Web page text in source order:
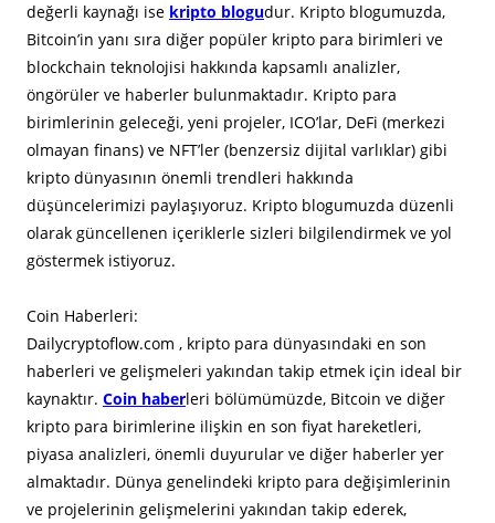
değerli kaynağı ise kripto blogudur. Kripto blogumuzda,
Bitcoin’in yanı sıra diğer popüler kripto para birimleri ve
blockchain teknolojisi hakkında kapsamlı analizler,
öngörüler ve haberler bulunmaktadır. Kripto para
birimlerinin geleceği, yeni projeler, ICO’lar, DeFi (merkezi
olmayan finans) ve NFT’ler (benzersiz dijital varlıklar) gibi
kripto dünyasının önemli trendleri hakkında
düşüncelerimizi paylaşıyoruz. Kripto blogumuzda düzenli
olarak güncellenen içeriklerle sizleri bilgilendirmek ve yol
göstermek istiyoruz.
Coin Haberleri:
Dailycryptoflow.com , kripto para dünyasındaki en son
haberleri ve gelişmeleri yakından takip etmek için ideal bir
kaynaktır. Coin haberleri bölümümüzde, Bitcoin ve diğer
kripto para birimlerine ilişkin en son fiyat hareketleri,
piyasa analizleri, önemli duyurular ve diğer haberler yer
almaktadır. Dünya genelindeki kripto para değişimlerinin
ve projelerinin gelişmelerini yakından takip ederek,